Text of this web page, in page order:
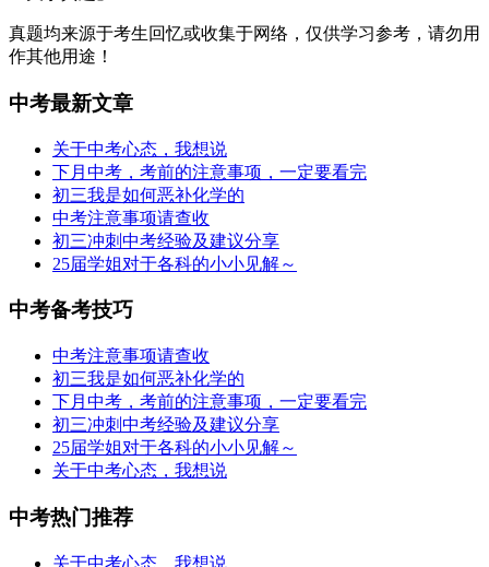
真题均来源于考生回忆或收集于网络，仅供学习参考，请勿用
作其他用途！
中考最新文章
关于中考心态，我想说
下月中考，考前的注意事项，一定要看完
初三我是如何恶补化学的
中考注意事项请查收
初三冲刺中考经验及建议分享
25届学姐对于各科的小小见解～
中考备考技巧
中考注意事项请查收
初三我是如何恶补化学的
下月中考，考前的注意事项，一定要看完
初三冲刺中考经验及建议分享
25届学姐对于各科的小小见解～
关于中考心态，我想说
中考热门推荐
关于中考心态，我想说